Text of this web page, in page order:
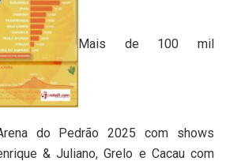
Mais de 100 mil
do Pedrão 2025 com shows
& Juliano, Grelo e Cacau com